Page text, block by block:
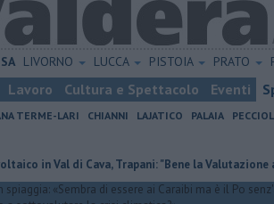
LIVORNO LUCCA PISTOIA PRATO
Lavoro Cultura e Spettacolo Eventi
TERME-LARI CHIANNI LAJATICO PALAIA
Cava, Trapani: "Bene la Valutazione ambientale""